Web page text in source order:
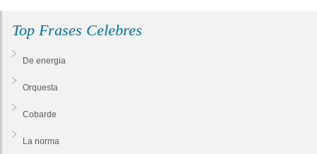
Top Frases Celebres
De energia
Orquesta
Cobarde
La norma